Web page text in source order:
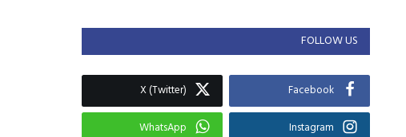
FOLLOW US
Facebook
X (Twitter)
Instagram
WhatsApp